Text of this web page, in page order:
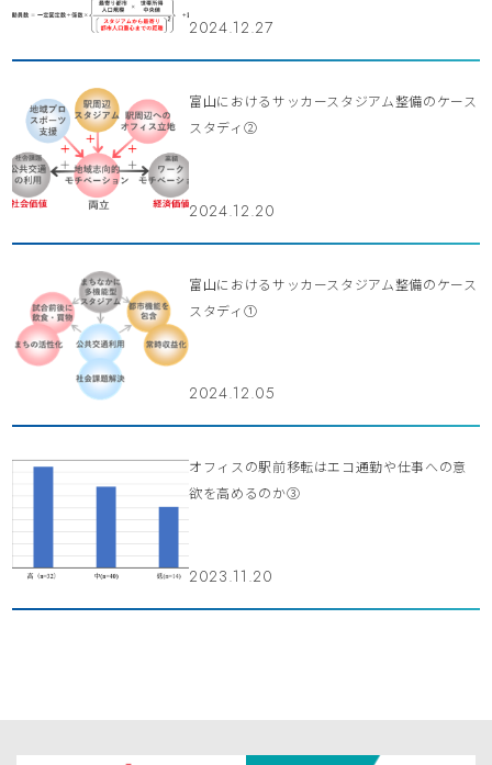
2024.12.27
富山におけるサッカースタジアム整備のケース
スタディ②
2024.12.20
富山におけるサッカースタジアム整備のケース
スタディ①
2024.12.05
オフィスの駅前移転はエコ通勤や仕事への意
欲を高めるのか③
2023.11.20